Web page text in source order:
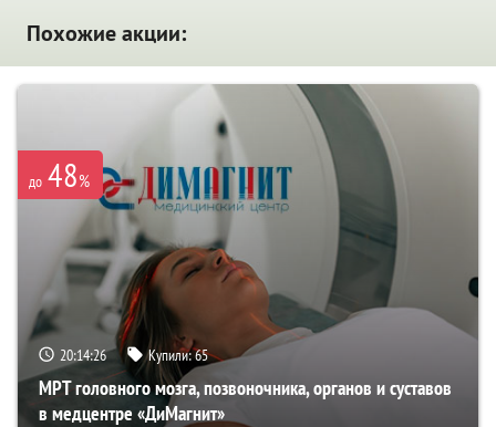
Похожие акции:
до 48%
20:14:25 Купили:65
МРТ головного мозга, позвоночника, органов и суставов
в медцентре «ДиМагнит»